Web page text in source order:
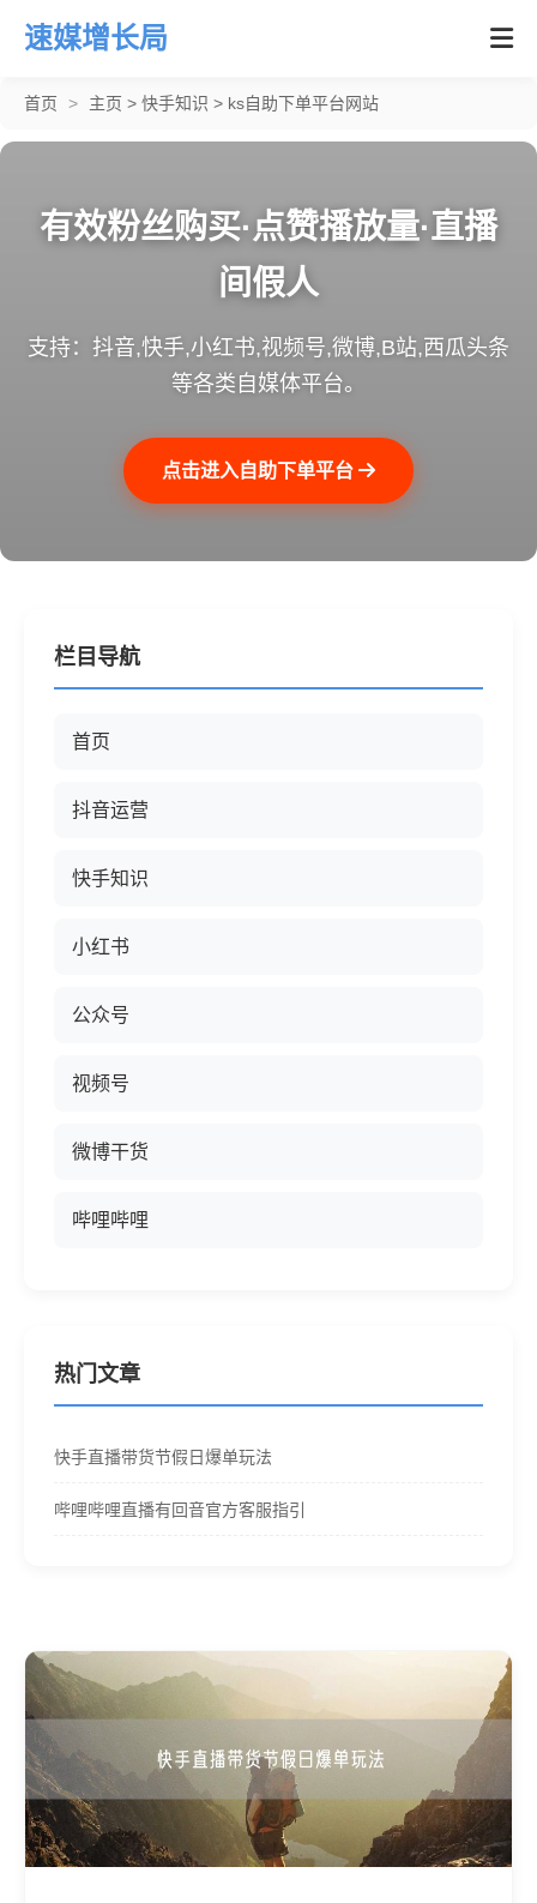
速媒增长局
首页 > 主页 > 快手知识 > ks自助下单平台网站
有效粉丝购买·点赞播放量·直播
间假人
支持：抖音,快手,小红书,视频号,微博,B站,西瓜头条
等各类自媒体平台。
点击进入自助下单平台
栏目导航
首页
抖音运营
快手知识
小红书
公众号
视频号
微博干货
哔哩哔哩
热门文章
快手直播带货节假日爆单玩法
哔哩哔哩直播有回音官方客服指引